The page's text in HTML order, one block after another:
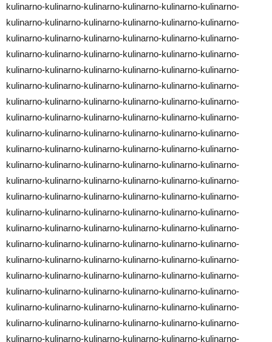
kulinarno-kulinarno-kulinarno-kulinarno-kulinarno-kulinarno-
kulinarno-kulinarno-kulinarno-kulinarno-kulinarno-kulinarno-
kulinarno-kulinarno-kulinarno-kulinarno-kulinarno-kulinarno-
kulinarno-kulinarno-kulinarno-kulinarno-kulinarno-kulinarno-
kulinarno-kulinarno-kulinarno-kulinarno-kulinarno-kulinarno-
kulinarno-kulinarno-kulinarno-kulinarno-kulinarno-kulinarno-
kulinarno-kulinarno-kulinarno-kulinarno-kulinarno-kulinarno-
kulinarno-kulinarno-kulinarno-kulinarno-kulinarno-kulinarno-
kulinarno-kulinarno-kulinarno-kulinarno-kulinarno-kulinarno-
kulinarno-kulinarno-kulinarno-kulinarno-kulinarno-kulinarno-
kulinarno-kulinarno-kulinarno-kulinarno-kulinarno-kulinarno-
kulinarno-kulinarno-kulinarno-kulinarno-kulinarno-kulinarno-
kulinarno-kulinarno-kulinarno-kulinarno-kulinarno-kulinarno-
kulinarno-kulinarno-kulinarno-kulinarno-kulinarno-kulinarno-
kulinarno-kulinarno-kulinarno-kulinarno-kulinarno-kulinarno-
kulinarno-kulinarno-kulinarno-kulinarno-kulinarno-kulinarno-
kulinarno-kulinarno-kulinarno-kulinarno-kulinarno-kulinarno-
kulinarno-kulinarno-kulinarno-kulinarno-kulinarno-kulinarno-
kulinarno-kulinarno-kulinarno-kulinarno-kulinarno-kulinarno-
kulinarno-kulinarno-kulinarno-kulinarno-kulinarno-kulinarno-
kulinarno-kulinarno-kulinarno-kulinarno-kulinarno-kulinarno-
kulinarno-kulinarno-kulinarno-kulinarno-kulinarno-kulinarno-